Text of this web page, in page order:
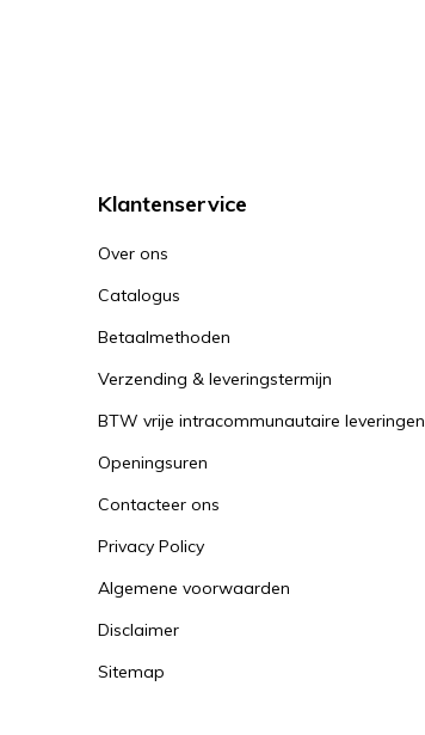
Klantenservice
Over ons
Catalogus
Betaalmethoden
Verzending & leveringstermijn
BTW vrije intracommunautaire leveringen
Openingsuren
Contacteer ons
Privacy Policy
Algemene voorwaarden
Disclaimer
Sitemap